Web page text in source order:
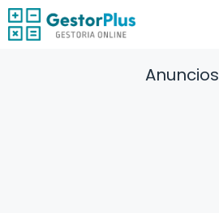
Saltar
al
Anuncios